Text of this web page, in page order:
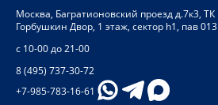
Москва, Багратионовский проезд д.7к3, ТК
Горбушкин Двор, 1 этаж, сектор h1, пав 013
с 10-00 до 21-00
8 (495) 737-30-72
+7-985-783-16-61